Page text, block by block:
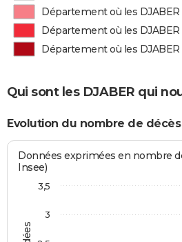
Département où les
Département où les
Département où les
Qui sont les DJABER qui
Evolution du nombre de décès
Données exprimées en nombre
Insee)
3
3,5